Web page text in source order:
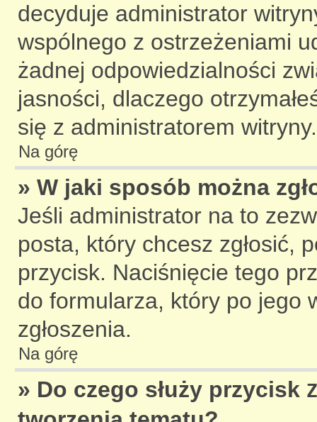
decyduje administrator
wspólnego z ostrzeżeniami
żadnej odpowiedzialności
jasności, dlaczego
się z administratorem witryny.
Na górę
» W jaki sposób można
Jeśli administrator na to
posta, który chcesz zgłosić,
przycisk. Naciśnięcie tego
do formularza, który po jego
zgłoszenia.
Na górę
» Do czego służy przycisk